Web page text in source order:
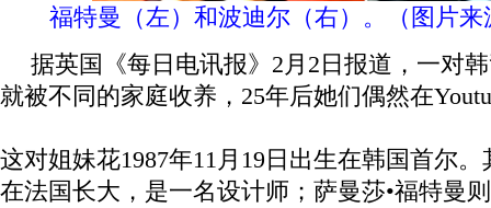
福特曼（左）和波迪尔（右）。（图片
据英国《每日电讯报》2月2日报道，一对
就被不同的家庭收养，25年后她们偶然在
这对姐妹花1987年11月19日出生在韩国首尔
在法国长大，是一名设计师；萨曼莎•福特曼